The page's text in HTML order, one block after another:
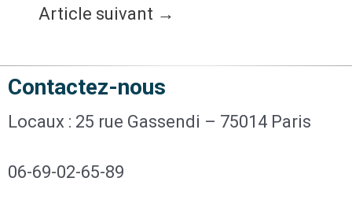
Article suivant →
Contactez-nous
Locaux : 25 rue Gassendi – 75014 Paris
06-69-02-65-89